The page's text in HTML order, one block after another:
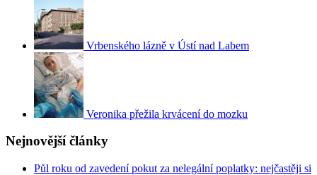
Vrbenského lázně v Ústí nad Labem
Veronika přežila krvácení do mozku
Nejnovější články
Půl roku od zavedení pokut za nelegální poplatky: nejčastěji si